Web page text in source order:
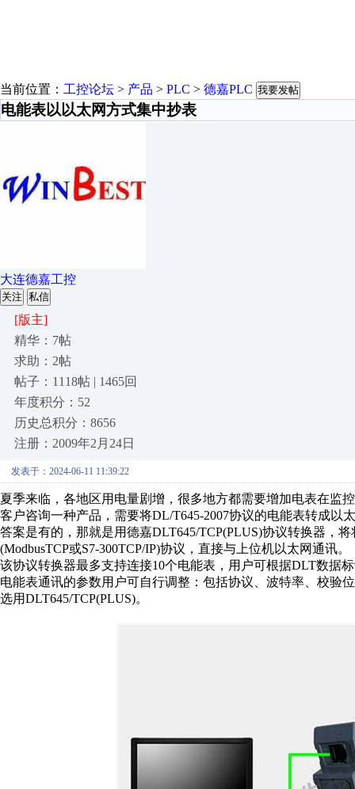
当前位置： 工控论坛 > 产品 > PLC > 德嘉PLC 我要发帖
电能表以以太网方式集中抄表
大连德嘉工控
关注 私信
[版主]
精华：7帖
求助：2帖
帖子：1118帖 | 1465回
年度积分：52
历史总积分：8656
注册：2009年2月24日
发表于：2024-06-11 11:39:22
夏季来临，各地区用电量剧增，很多地方都需要增加电表在监
客户咨询一种产品，需要将DL/T645-2007协议的电能表转成以
答案是有的，那就是用德嘉DLT645/TCP(PLUS)协议转换器，
(ModbusTCP或S7-300TCP/IP)协议，直接与上位机以太网通讯。
该协议转换器最多支持连接10个电能表，用户可根据DLT数据
电能表通讯的参数用户可自行调整：包括协议、波特率、校验
选用DLT645/TCP(PLUS)。